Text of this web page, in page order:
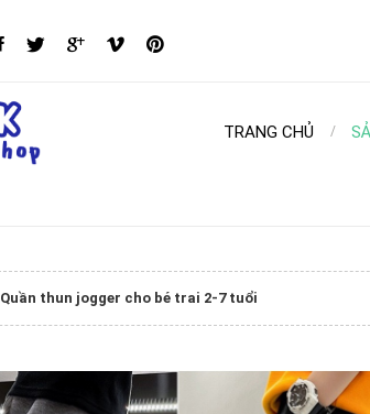
TRANG CHỦ
Quần thun jogger cho bé trai 2-7 tuổi